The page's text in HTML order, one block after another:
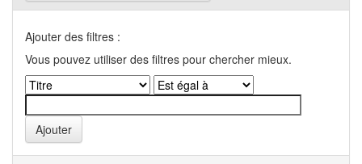
Ajouter des filtres :
Vous pouvez utiliser des filtres pour chercher mieux.